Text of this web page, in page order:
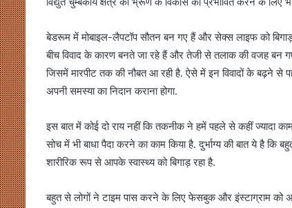
बेडरूम में मोबाइल-लैपटॉप सौतन बन गए हैं और सेक्स लाइफ को बिगाड़
बीच विवाद के कारण बनते जा रहे हैं और तेजी से तलाक की वजह बन
जिसमें मारपीट तक की नौबत आ रही है. ऐसे में इन विवादों के बढ़ने से
अपनी समस्या का निदान कराना होगा.
इस बात में कोई दो राय नहीं कि तकनीक ने हमें पहले से कहीं ज्यादा
सोच में भी बाधा पैदा करने का काम किया है. दुर्भाग्य की बात ये है
शारीरिक रूप से आपके स्वास्थ्य को बिगाड़ रहा है.
बहुत से लोगों ने टाइम पास करने के लिए फेसबुक और इंस्टाग्राम को